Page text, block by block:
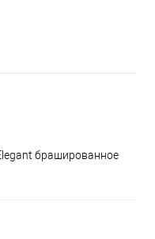
брашированное